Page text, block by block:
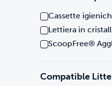
Cassette
Lettiera in
ScoopFree®
Compatible